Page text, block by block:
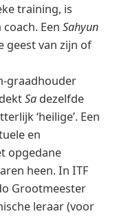
training, is
Een Sahyun
geest van zijn of
graadhouder
Sadezelfde
‘heilige’. Een
en
opgedane
heen. In ITF
Grootmeester
leraar (voor